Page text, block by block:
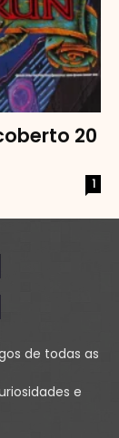
20
1
de todas as
e